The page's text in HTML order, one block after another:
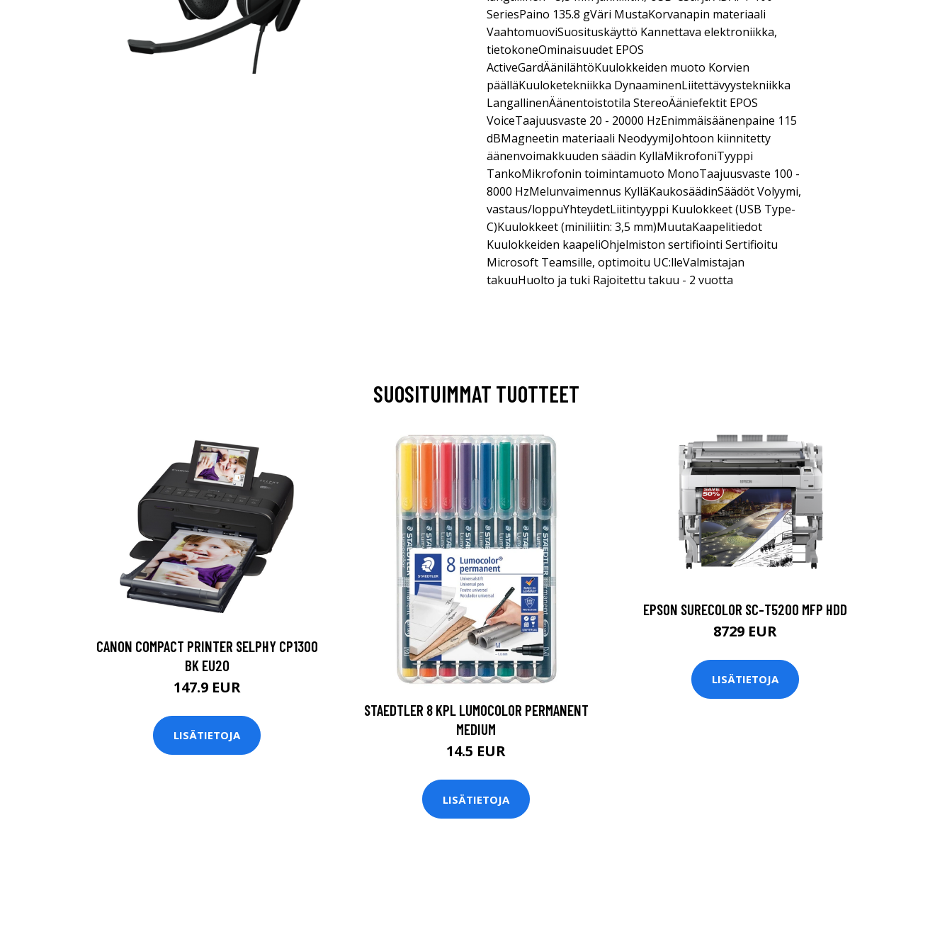
SeriesPaino 135.8 gVäri MustaKorvanapin materiaali
VaahtomuoviSuosituskäyttö Kannettava elektroniikka,
tietokoneOminaisuudet EPOS
ActiveGardÄänilähtöKuulokkeiden muoto Korvien
päälläKuuloketekniikka DynaaminenLiitettävyystekniikka
LangallinenÄänentoistotila StereoÄäniefektit EPOS
VoiceTaajuusvaste 20 - 20000 HzEnimmäisäänenpaine 115
dBMagneetin materiaali NeodyymiJohtoon kiinnitetty
äänenvoimakkuuden säädin KylläMikrofoniTyyppi
TankoMikrofonin toimintamuoto MonoTaajuusvaste 100 -
8000 HzMelunvaimennus KylläKaukosäädinSäädöt Volyymi,
vastaus/loppuYhteydetLiitintyyppi Kuulokkeet (USB Type-
C)Kuulokkeet (miniliitin: 3,5 mm)MuutaKaapelitiedot
Kuulokkeiden kaapeliOhjelmiston sertifiointi Sertifioitu
Microsoft Teamsille, optimoitu UC:lleValmistajan
takuuHuolto ja tuki Rajoitettu takuu - 2 vuotta
SUOSITUIMMAT TUOTTEET
CANON COMPACT PRINTER SELPHY CP1300
BK EU20
147.9 EUR
LISÄTIETOJA
STAEDTLER 8 KPL LUMOCOLOR PERMANENT
MEDIUM
14.5 EUR
LISÄTIETOJA
EPSON SURECOLOR SC-T5200 MFP HDD
8729 EUR
LISÄTIETOJA